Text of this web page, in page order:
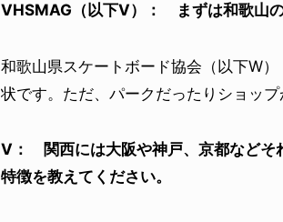
VHSMAG（以下V）： まずは和歌山の
和歌山県スケートボード協会（以下W
状です。ただ、パークだったりショッ
V： 関西には大阪や神戸、京都などそ
特徴を教えてください。